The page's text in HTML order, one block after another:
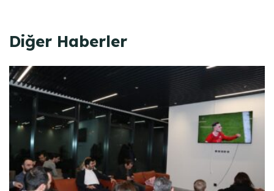
Diğer Haberler